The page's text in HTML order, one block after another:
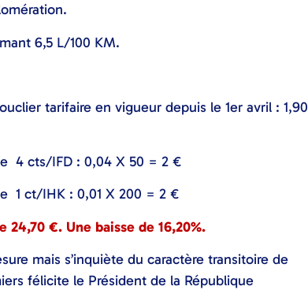
6,5 L/100 KM.
tarifaire en vigueur depuis le 1er avril : 1,90
4 cts/IFD : 0,04 X 50 = 2 €
1 ct/IHK : 0,01 X 200 = 2 €
€. Une baisse de 16,20%.
mais s’inquiète du caractère transitoire de
félicite le Président de la République